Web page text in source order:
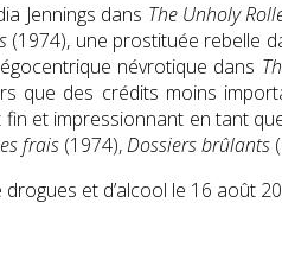
Jennings dans The Unholy
(1974), une prostituée rebelle
névrotique dans
que des crédits moins
et impressionnant en tant
frais (1974),Dossiers brûlants
et d’alcool le 16 août